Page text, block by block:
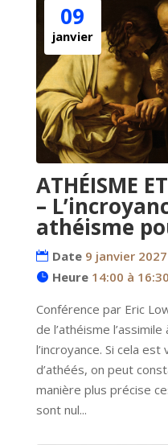
09
janvier
ATHÉISME
–
athéisme
Date 9 janvier 2027
Heure 14:00 à 16:30
Conférence par Eric
de l’athéisme
l’incroyance. Si cela
d’athéés, on peut
manière plus précise
sont nul...